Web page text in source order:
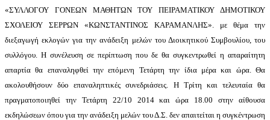
«ΣΥΛΛΟΓΟΥ ΓΟΝΕΩΝ ΜΑΘΗΤΩΝ ΤΟΥ ΠΕΙΡΑΜΑΤΙΚΟΥ ΔΗΜΟΤΙΚΟΥ
ΣΧΟΛΕΙΟΥ ΣΕΡΡΩΝ «ΚΩΝΣΤΑΝΤΙΝΟΣ ΚΑΡΑΜΑΝΛΗΣ». με θέμα την
διεξαγωγή εκλογών για την ανάδειξη μελών του Διοικητικού Συμβουλίου, του
συλλόγου. Η συνέλευση σε περίπτωση που δε θα συγκεντρωθεί η απαραίτητη
απαρτία θα επαναληφθεί την επόμενη Τετάρτη την ίδια μέρα και ώρα. Θα
ακολουθήσουν δύο επαναληπτικές συνεδριάσεις. Η Τρίτη και τελευταία θα
πραγματοποιηθεί την Τετάρτη 22/10 2014 και ώρα 18.00 στην αίθουσα
εκδηλώσεων όπου για την ανάδειξη μελών του Δ.Σ. δεν απαιτείται η συγκέντρωση